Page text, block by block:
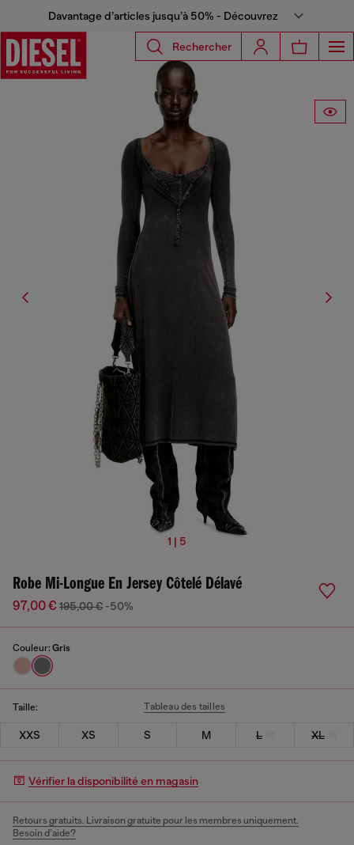
Davantage d’articles jusqu’à 50% - Découvrez
Rechercher
1 | 5
Robe Mi-Longue En Jersey Côtelé Délavé
97,00 € 195,00 € -50%
Couleur: Gris
Taille: Tableau des tailles
XXS XS S M L XL
Vérifier la disponibilité en magasin
Retours gratuits. Livraison gratuite pour les membres uniquement.
Besoin d’aide?